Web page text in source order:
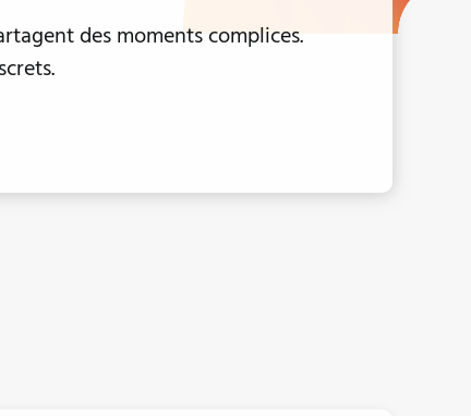
des moments complices.